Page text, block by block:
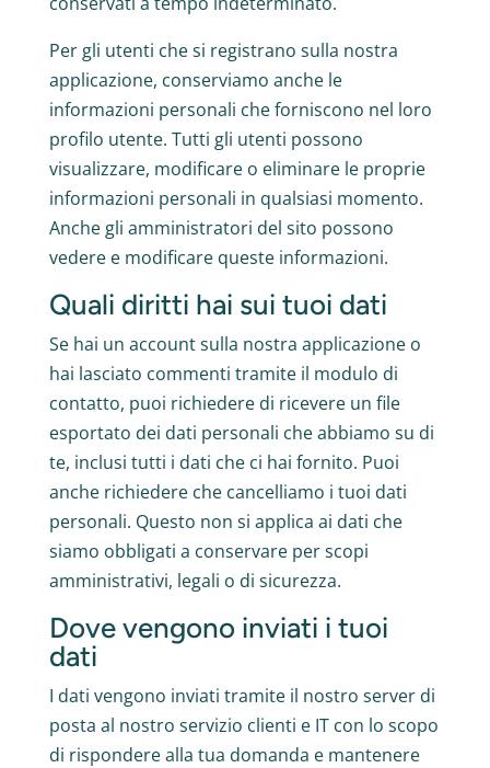
Per gli utenti che si registrano sulla nostra
applicazione, conserviamo anche le
informazioni personali che forniscono nel loro
profilo utente. Tutti gli utenti possono
visualizzare, modificare o eliminare le proprie
informazioni personali in qualsiasi momento.
Anche gli amministratori del sito possono
vedere e modificare queste informazioni.
Quali diritti hai sui tuoi dati
Se hai un account sulla nostra applicazione o
hai lasciato commenti tramite il modulo di
contatto, puoi richiedere di ricevere un file
esportato dei dati personali che abbiamo su di
te, inclusi tutti i dati che ci hai fornito. Puoi
anche richiedere che cancelliamo i tuoi dati
personali. Questo non si applica ai dati che
siamo obbligati a conservare per scopi
amministrativi, legali o di sicurezza.
Dove vengono inviati i tuoi
dati
I dati vengono inviati tramite il nostro server di
posta al nostro servizio clienti e IT con lo scopo
di rispondere alla tua domanda e mantenere